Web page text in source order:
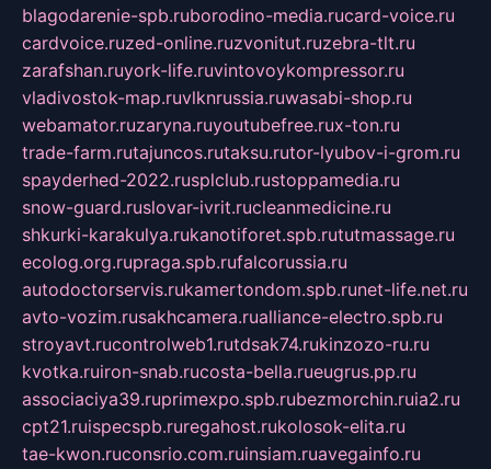
blagodarenie-spb.ruborodino-media.rucard-voice.ru
cardvoice.ruzed-online.ruzvonitut.ruzebra-tlt.ru
zarafshan.ruyork-life.ruvintovoykompressor.ru
vladivostok-map.ruvlknrussia.ruwasabi-shop.ru
webamator.ruzaryna.ruyoutubefree.rux-ton.ru
trade-farm.rutajuncos.rutaksu.rutor-lyubov-i-grom.ru
spayderhed-2022.rusplclub.rustoppamedia.ru
snow-guard.ruslovar-ivrit.rucleanmedicine.ru
shkurki-karakulya.rukanotiforet.spb.rututmassage.ru
ecolog.org.rupraga.spb.rufalcorussia.ru
autodoctorservis.rukamertondom.spb.runet-life.net.ru
avto-vozim.rusakhcamera.rualliance-electro.spb.ru
stroyavt.rucontrolweb1.rutdsak74.rukinzozo-ru.ru
kvotka.ruiron-snab.rucosta-bella.rueugrus.pp.ru
associaciya39.ruprimexpo.spb.rubezmorchin.ruia2.ru
cpt21.ruispecspb.ruregahost.rukolosok-elita.ru
tae-kwon.ruconsrio.com.ruinsiam.ruavegainfo.ru